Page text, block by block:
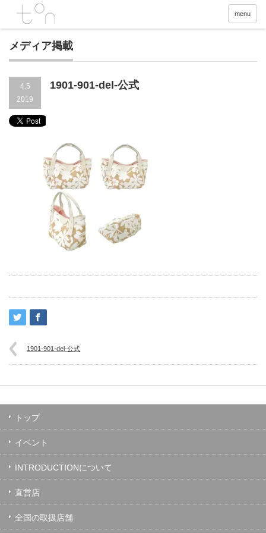
menu
メディア掲載
4.5
2019
1901-901-del-公式
1901-901-del-公式
トップ
イベント
INTRODUCTIONについて
直営店
全国の取扱店舗